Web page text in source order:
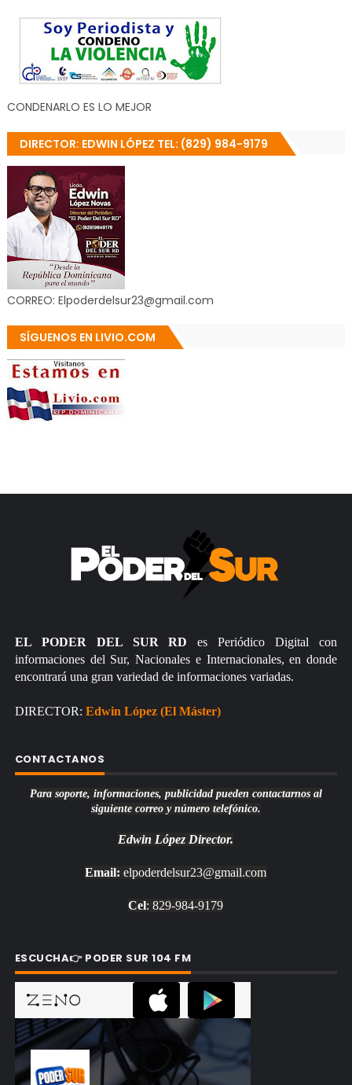
CONDENARLO ES LO MEJOR
DIRECTOR: EDWIN LÓPEZ TEL: (829) 984-9179
CORREO: Elpoderdelsur23@gmail.com
SÍGUENOS EN LIVIO.COM
EL PODER DEL SUR RD es Periódico Digital con
informaciones del Sur, Nacionales e Internacionales, en donde
encontrará una gran variedad de informaciones variadas.
DIRECTOR: Edwin López (El Máster)
CONTACTANOS
Para soporte, informaciones, publicidad pueden contactarnos al
siguiente correo y número telefónico.
Edwin López Director.
Email: elpoderdelsur23@gmail.com
Cel: 829-984-9179
ESCUCHA👉 PODER SUR 104 FM